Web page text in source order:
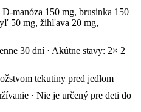
manóza 150 mg, brusinka 150
50 mg, žihľava 20 mg,
30 dní · Akútne stavy: 2× 2
tekutiny pred jedlom
· Nie je určený pre deti do